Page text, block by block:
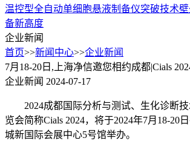
温控型全自动单细胞悬液制备仪突破技术
备新高度
企业新闻
首页>>新闻中心>>企业新闻
7月18-20日,上海净信邀您相约成都|Cials
企业新闻 2024-07-17
2024成都国际分析与测试、生化诊断技
览会简称Cials 2024，将于2024年7月18-20
城新国际会展中心5号馆举办。